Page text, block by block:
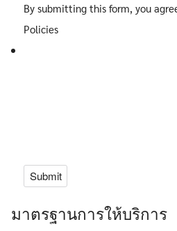
By submitting this form, you
Policies
มาตรฐานการให้บริการ